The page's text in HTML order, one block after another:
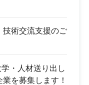
技術交流支援のご
・人材送り出し
を募集します！